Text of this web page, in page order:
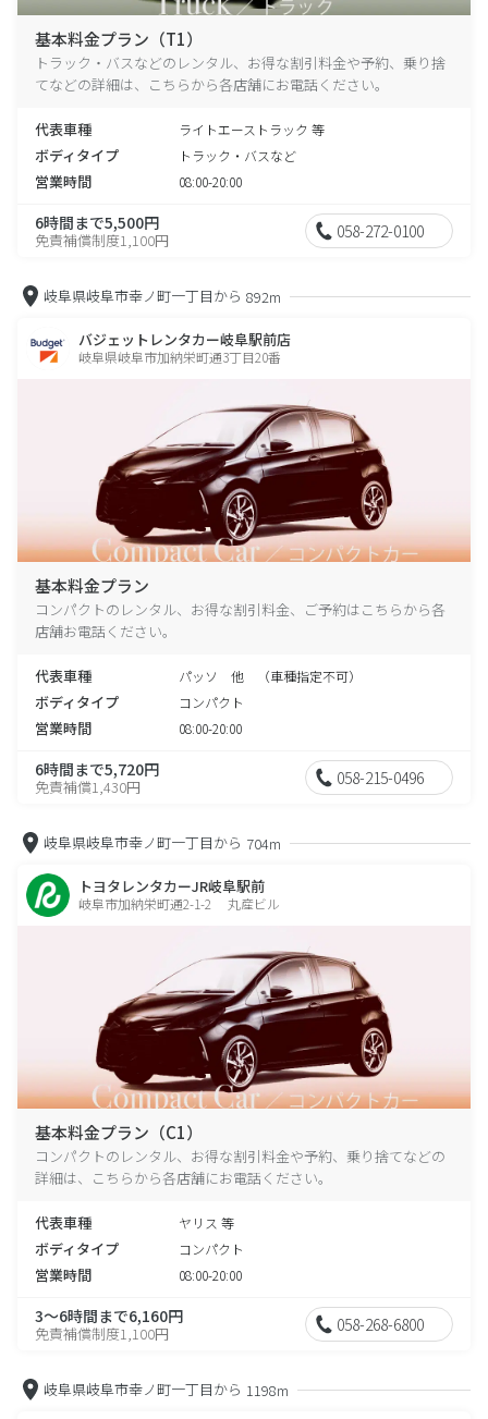
基本料金プラン（T1）
トラック・バスなどのレンタル、お得な割引料金や予約、乗り捨
てなどの詳細は、こちらから各店舗にお電話ください。
代表車種 ライトエーストラック 等
ボディタイプ トラック・バスなど
営業時間 08:00-20:00
6時間まで5,500円
免責補償制度1,100円 058-272-0100
岐阜県岐阜市幸ノ町一丁目から 892m
バジェットレンタカー岐阜駅前店
岐阜県岐阜市加納栄町通3丁目20番
基本料金プラン
コンパクトのレンタル、お得な割引料金、ご予約はこちらから各
店舗お電話ください。
代表車種 パッソ 他 （車種指定不可）
ボディタイプ コンパクト
営業時間 08:00-20:00
6時間まで5,720円
免責補償1,430円 058-215-0496
岐阜県岐阜市幸ノ町一丁目から 704m
トヨタレンタカーJR岐阜駅前
岐阜市加納栄町通2-1-2 丸産ビル
基本料金プラン（C1）
コンパクトのレンタル、お得な割引料金や予約、乗り捨てなどの
詳細は、こちらから各店舗にお電話ください。
代表車種 ヤリス 等
ボディタイプ コンパクト
営業時間 08:00-20:00
3～6時間まで6,160円
免責補償制度1,100円 058-268-6800
岐阜県岐阜市幸ノ町一丁目から 1198m